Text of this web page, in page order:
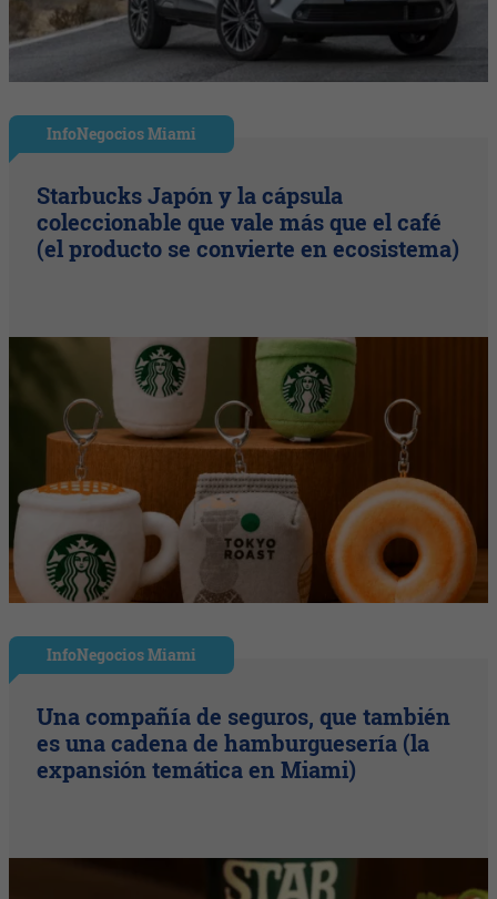
InfoNegocios Miami
Starbucks Japón y la cápsula
coleccionable que vale más que el café
(el producto se convierte en ecosistema)
InfoNegocios Miami
Una compañía de seguros, que también
es una cadena de hamburguesería (la
expansión temática en Miami)